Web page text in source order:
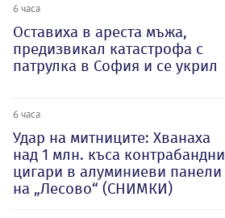
6 часа
Оставиха в ареста мъжа,
предизвикал катастрофа с
патрулка в София и се укрил
6 часа
Удар на митниците: Хванаха
над 1 млн. къса контрабандни
цигари в алуминиеви панели
на „Лесово“ (СНИМКИ)